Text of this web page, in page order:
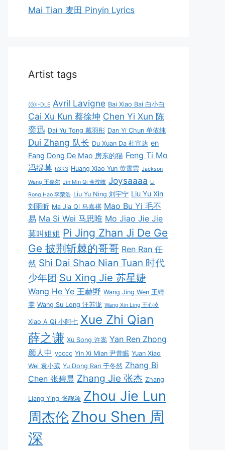
Mai Tian 麦田 Pinyin Lyrics
Artist tags
(G)I-DLE Avril Lavigne Bai Xiao Bai 白小白
Cai Xu Kun 蔡徐坤 Chen Yi Xun 陈
奕迅 Dai Yu Tong 戴羽彤 Dan Yi Chun 单依纯
Dui Zhang 队长 Du Xuan Da 杜宣达 en
Fang Dong De Mao 房东的猫 Feng Ti Mo
冯提莫 h3R3 Huang Xiao Yun 黄霄雲 Jackson
Wang 王嘉尔 Jin Min Qi 金玟岐 Joysaaaa Li
Rong Hao 李荣浩 Liu Yu Ning 刘宇宁 Liu Yu Xin
刘雨昕 Ma Jia Qi 马嘉祺 Mao Bu Yi 毛不
易 Ma Si Wei 马思唯 Mo Jiao Jie Jie
莫叫姐姐 Pi Jing Zhan Ji De Ge
Ge 披荆斩棘的哥哥 Ren Ran 任
然 Shi Dai Shao Nian Tuan 时代
少年团 Su Xing Jie 苏星婕
Wang He Ye 王赫野 Wang Jing Wen 王靖
雯 Wang Su Long 汪苏泷 Wang Xin Ling 王心凌
Xiao A Qi 小阿七 Xue Zhi Qian
薛之谦 Xu Song 许嵩 Yan Ren Zhong
颜人中 ycccc Yin Xi Mian 尹昔眠 Yuan Xiao
Wei 袁小葳 Yu Dong Ran 于冬然 Zhang Bi
Chen 张碧晨 Zhang Jie 张杰 Zhang
Liang Ying 张靓颖 Zhou Jie Lun
周杰伦Zhou Shen 周
深